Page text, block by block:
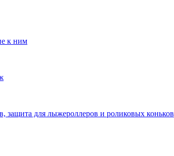
к ним
для лыжероллеров и роликовых коньков